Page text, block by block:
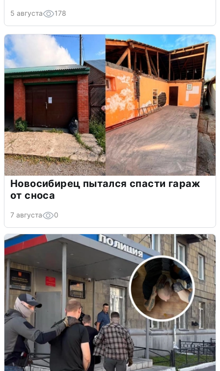
5 августа 178
Новосибирец пытался спасти гараж
от сноса
7 августа 0